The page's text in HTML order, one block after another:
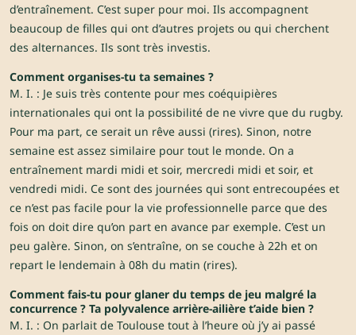
d’entraînement. C’est super pour moi. Ils accompagnent
beaucoup de filles qui ont d’autres projets ou qui cherchent
des alternances. Ils sont très investis.
Comment organises-tu ta semaines ?
M. I. : Je suis très contente pour mes coéquipières
internationales qui ont la possibilité de ne vivre que du rugby.
Pour ma part, ce serait un rêve aussi (rires). Sinon, notre
semaine est assez similaire pour tout le monde. On a
entraînement mardi midi et soir, mercredi midi et soir, et
vendredi midi. Ce sont des journées qui sont entrecoupées et
ce n’est pas facile pour la vie professionnelle parce que des
fois on doit dire qu’on part en avance par exemple. C’est un
peu galère. Sinon, on s’entraîne, on se couche à 22h et on
repart le lendemain à 08h du matin (rires).
Comment fais-tu pour glaner du temps de jeu malgré la
concurrence ? Ta polyvalence arrière-ailière t’aide bien ?
M. I. : On parlait de Toulouse tout à l’heure où j’y ai passé